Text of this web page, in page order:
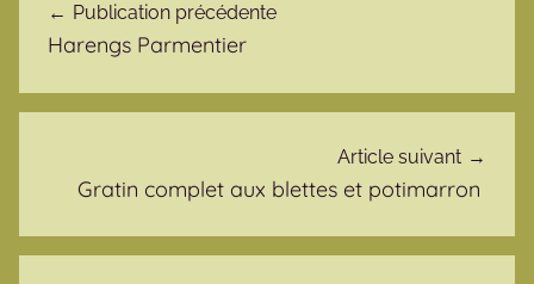
Publication précédente
Harengs Parmentier
Article suivant
Gratin complet aux blettes et potimarron